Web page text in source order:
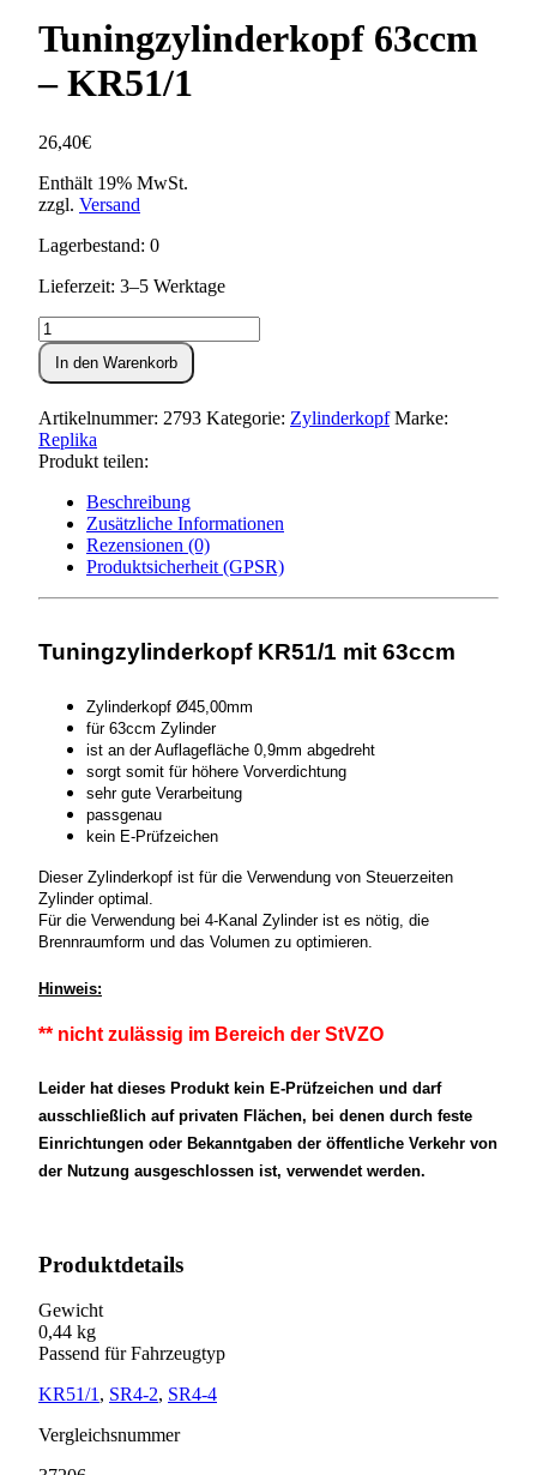
Tuningzylinderkopf 63ccm
– KR51/1
26,40€
Enthält 19% MwSt.
zzgl. Versand
Lagerbestand: 0
Lieferzeit: 3–5 Werktage
Tuningzylinderkopf
63ccm
-
KR51/1
Menge
In den Warenkorb
Artikelnummer: 2793 Kategorie: Zylinderkopf Marke:
Replika
Produkt teilen:
Beschreibung
Zusätzliche Informationen
Rezensionen (0)
Produktsicherheit (GPSR)
Tuningzylinderkopf KR51/1 mit 63ccm
Zylinderkopf Ø45,00mm
für 63ccm Zylinder
ist an der Auflagefläche 0,9mm abgedreht
sorgt somit für höhere Vorverdichtung
sehr gute Verarbeitung
passgenau
kein E-Prüfzeichen
Dieser Zylinderkopf ist für die Verwendung von Steuerzeiten
Zylinder optimal.
Für die Verwendung bei 4-Kanal Zylinder ist es nötig, die
Brennraumform und das Volumen zu optimieren.
Hinweis:
** nicht zulässig im Bereich der StVZO
Leider hat dieses Produkt kein E-Prüfzeichen und darf
ausschließlich auf privaten Flächen, bei denen durch feste
Einrichtungen oder Bekanntgaben der öffentliche Verkehr von
der Nutzung ausgeschlossen ist, verwendet werden.
Produktdetails
Gewicht
0,44 kg
Passend für Fahrzeugtyp
KR51/1 , SR4-2, SR4-4
Vergleichsnummer